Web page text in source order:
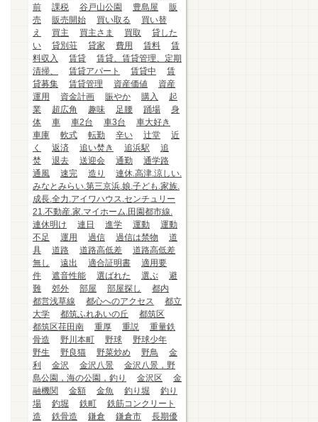
前
課税 谷戸山公園 豊島屋
販
売
販売開始 買い取る
買い替
え
買主 買主さま 買取
貸した
い
貸別荘 貸家 費用 賃料
賃
料収入
賃貸
賃貸、賃貸管理、定期
清掃、
賃貸アパート 賃貸中
賃
貸募集
賃貸管理 資産価値
資産
運用
資金計画 賑やか 購入
起
業
超広角 趣味 足腰 踊場
身
体
車 車2台 車3台
車大好き
車庫
軟式 転勤 辛い 辻堂
近
く
返済 追い焚き 追浜駅
追
焚
退去 送迎会 通勤
通学路
通風
速完 造り
連休.高津.涼しい.
みなとみらい.第三京浜.娘.子ども.家族.
成長.全力.アイワハウス.センチュリー
21.不動産.家.マイホーム.田園都市線.
連休明け
連日 進学 運動
運動
不足
運用 過信 過信は禁物
道
具
道路 道路高低差
道路高低差
無し
遠出 適合証明書
適用要
件
遮音性能 選ばれた 選ぶ
避
難
郊外 部屋 部屋探し
都内
都営浅草線
都心へのアクセス
都立
大学
都筑ふれあいの丘
都筑区
都筑区荏田南
重厚 重説
重量鉄
骨造
野川本町 野球
野球少年
野生
野良猫 野菜炒め 野鳥
金
利
金沢 金沢八景
金沢八景，野
島公園，海の公園，釣り
金沢区
金
融機関
金額 金魚 釣り堀
釣り
場
釣堀 鉄町
鉄筋コンクリート
造
鉄骨造 鎌倉 鎌倉市
長期優